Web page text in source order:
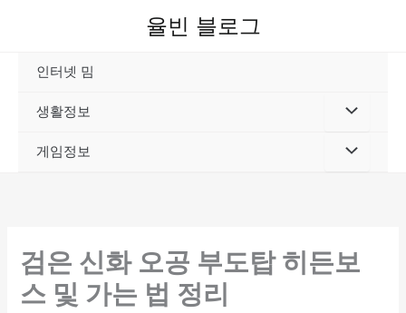
율빈 블로그
인터넷 밈
생활정보
게임정보
검은 신화 오공 부도탑 히든보
스 및 가는 법 정리